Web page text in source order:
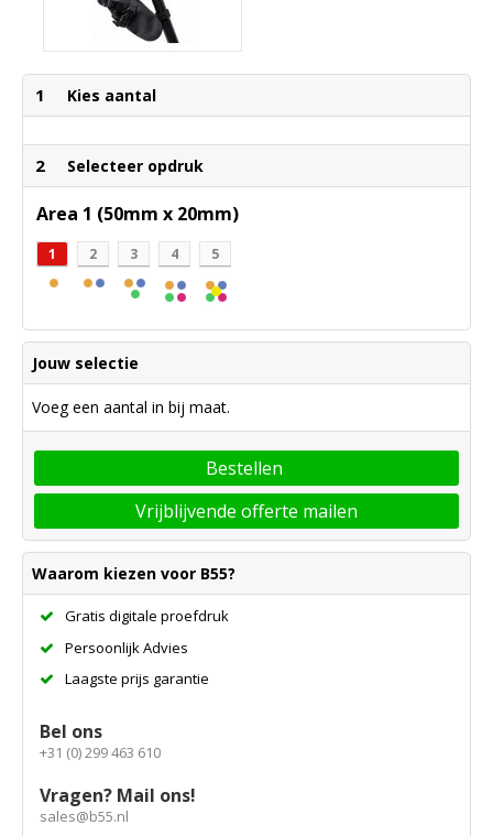
1 Kies aantal
2 Selecteer opdruk
Area 1 (50mm x 20mm)
1 2 3 4 5
Jouw selectie
Voeg een aantal in bij maat.
Bestellen
Vrijblijvende offerte mailen
Waarom kiezen voor B55?
Gratis digitale proefdruk
Persoonlijk Advies
Laagste prijs garantie
Bel ons
+31 (0) 299 463 610
Vragen? Mail ons!
sales@b55.nl